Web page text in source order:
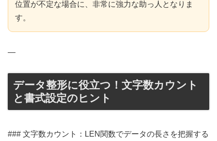
位置が不定な場合に、非常に強力な助っ人となりま
す。
—
データ整形に役立つ！文字数カウント
と書式設定のヒント
### 文字数カウント：LEN関数でデータの長さを把握する